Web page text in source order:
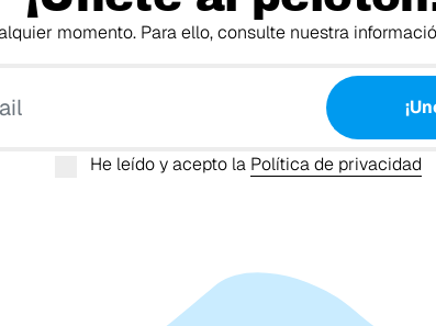
momento. Para ello, consulte nuestra
He leído y acepto la Política de privacidad